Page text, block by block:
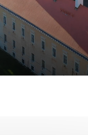
môžu ukladať
zapamätoval